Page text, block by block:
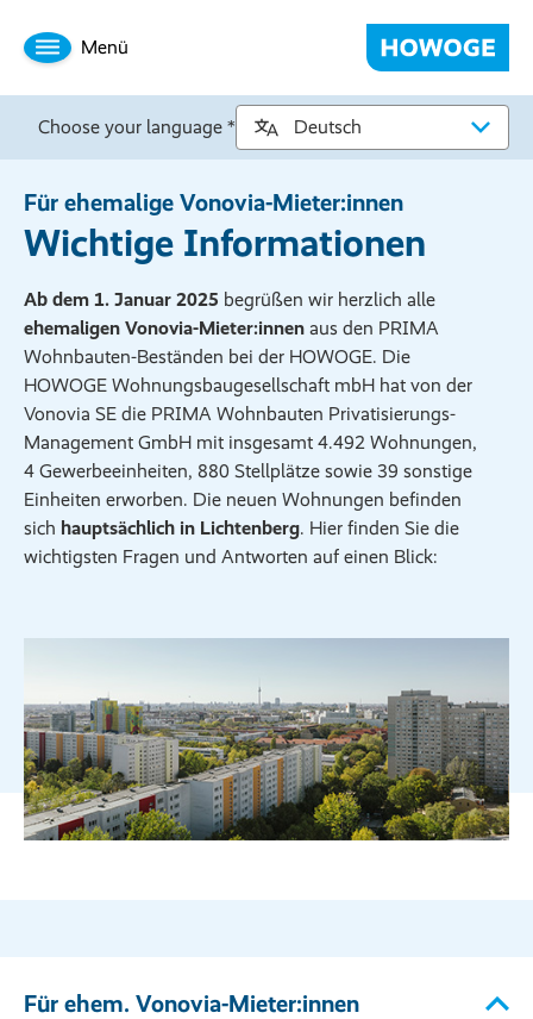
Menü
Choose your language *
Für ehemalige Vonovia-Mieter:innen
Wichtige Informationen
Ab dem 1. Januar 2025 begrüßen wir herzlich alle
ehemaligen Vonovia-Mieter:innen aus den PRIMA
Wohnbauten-Beständen bei der HOWOGE. Die
HOWOGE Wohnungsbaugesellschaft mbH hat von der
Vonovia SE die PRIMA Wohnbauten Privatisierungs-
Management GmbH mit insgesamt 4.492 Wohnungen,
4 Gewerbeeinheiten, 880 Stellplätze sowie 39 sonstige
Einheiten erworben. Die neuen Wohnungen befinden
sich hauptsächlich in Lichtenberg. Hier finden Sie die
wichtigsten Fragen und Antworten auf einen Blick:
Für ehem. Vonovia-Mieter:innen